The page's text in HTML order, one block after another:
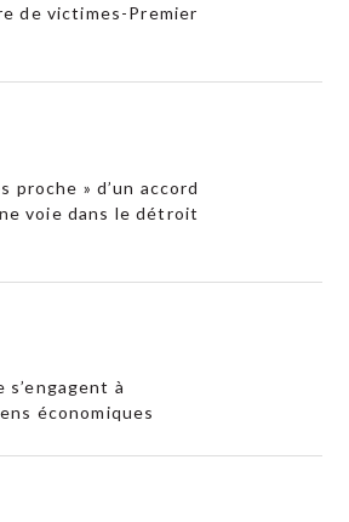
de victimes-Premier
proche » d’un accord
voie dans le détroit
à
économiques